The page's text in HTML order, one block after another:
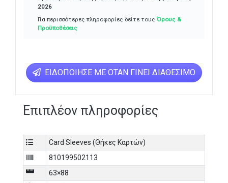
2026
Για περισσότερες πληροφορίες δείτε τους Όρους &
Προϋποθέσεις
ΕΙΔΟΠΟΊΗΣΕ ΜΕ ΌΤΑΝ ΓΊΝΕΙ ΔΙΑΘΈΣΙΜΟ
Επιπλέον πληροφορίες
Card Sleeves (Θήκες Καρτών)
810199502113
63×88